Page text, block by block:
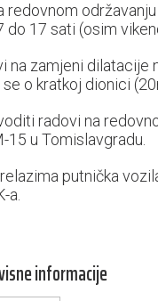
redovnom
do 17 sati (osim
na zamjeni
o kratkoj dionici
radovi na
15 u Tomislavgradu.
putnička
a.
informacije